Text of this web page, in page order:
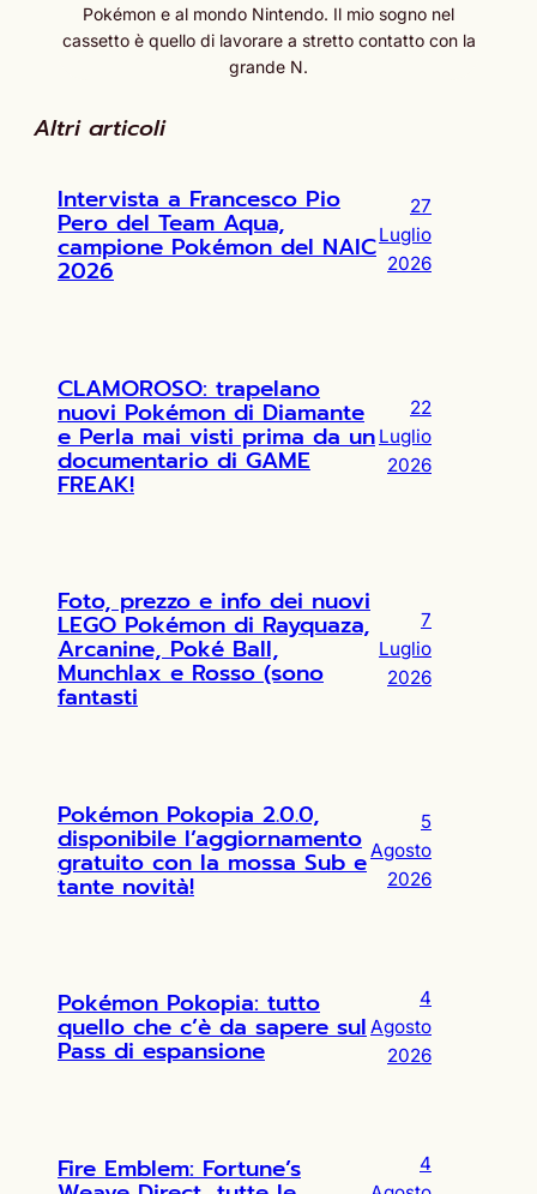
Pokémon e al mondo Nintendo. Il mio sogno nel
cassetto è quello di lavorare a stretto contatto con la
grande N.
Altri articoli
Intervista a Francesco Pio
Pero del Team Aqua,
campione Pokémon del NAIC
2026
27
Luglio
2026
CLAMOROSO: trapelano
nuovi Pokémon di Diamante
e Perla mai visti prima da un
documentario di GAME
FREAK!
22
Luglio
2026
Foto, prezzo e info dei nuovi
LEGO Pokémon di Rayquaza,
Arcanine, Poké Ball,
Munchlax e Rosso (sono
fantasti
7
Luglio
2026
Pokémon Pokopia 2.0.0,
disponibile l’aggiornamento
gratuito con la mossa Sub e
tante novità!
5
Agosto
2026
Pokémon Pokopia: tutto
quello che c’è da sapere sul
Pass di espansione
4
Agosto
2026
Fire Emblem: Fortune’s
4